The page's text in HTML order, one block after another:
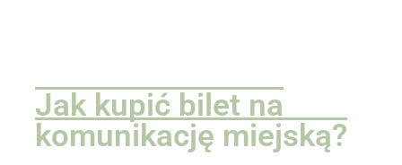
Jak kupić bilet na
komunikację miejską?